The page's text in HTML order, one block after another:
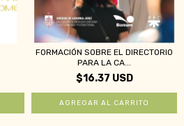
FORMACIÓN SOBRE EL DIRECTORIO
PARA LA CA...
$16.37 USD